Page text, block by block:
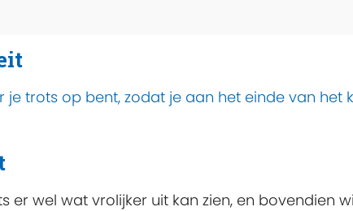
trots op bent, zodat je aan het einde van het
er wel wat vrolijker uit kan zien, en bovendien